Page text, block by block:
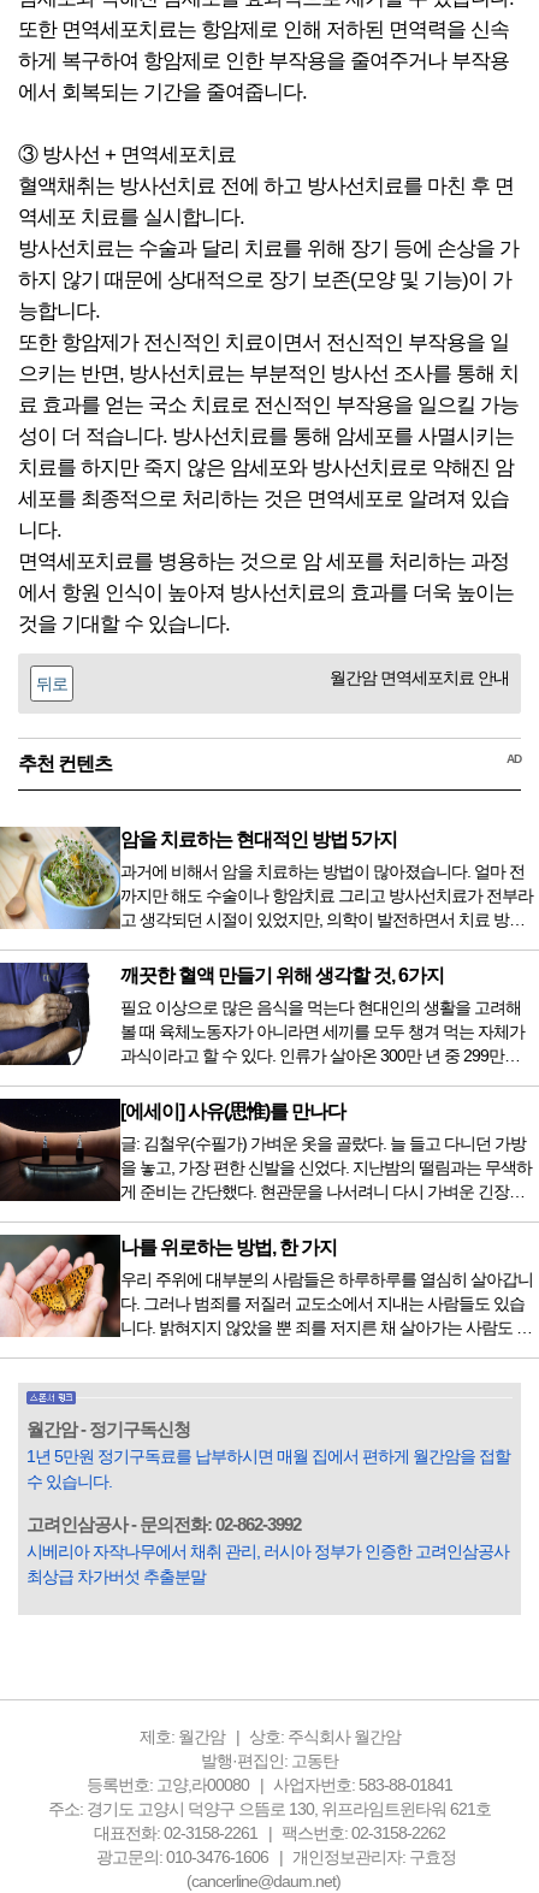
또한 면역세포치료는 항암제로 인해 저하된 면역력을 신속
하게 복구하여 항암제로 인한 부작용을 줄여주거나 부작용
에서 회복되는 기간을 줄여줍니다.
③ 방사선 + 면역세포치료
혈액채취는 방사선치료 전에 하고 방사선치료를 마친 후 면
역세포 치료를 실시합니다.
방사선치료는 수술과 달리 치료를 위해 장기 등에 손상을 가
하지 않기 때문에 상대적으로 장기 보존(모양 및 기능)이 가
능합니다.
또한 항암제가 전신적인 치료이면서 전신적인 부작용을 일
으키는 반면, 방사선치료는 부분적인 방사선 조사를 통해 치
료 효과를 얻는 국소 치료로 전신적인 부작용을 일으킬 가능
성이 더 적습니다. 방사선치료를 통해 암세포를 사멸시키는
치료를 하지만 죽지 않은 암세포와 방사선치료로 약해진 암
세포를 최종적으로 처리하는 것은 면역세포로 알려져 있습
니다.
면역세포치료를 병용하는 것으로 암 세포를 처리하는 과정
에서 항원 인식이 높아져 방사선치료의 효과를 더욱 높이는
것을 기대할 수 있습니다.
뒤로 월간암 면역세포치료 안내
추천 컨텐츠 AD
암을 치료하는 현대적인 방법 5가지
과거에 비해서 암을 치료하는 방법이 많아졌습니다. 얼마 전
까지만 해도 수술이나 항암치료 그리고 방사선치료가 전부라
고 생각되던 시절이 있었지만, 의학이 발전하면서 치료 방법
오면서 암을 치료하는 방법이 하나 더 추가되었습니다. 중입
자 치료를 받기 위해서는 일본이나 독일 등 중입자 치료기가
있는 나라에 가서 힘들게 치료받았지만 얼마 전 국내 도입 후
전립선암 환자를 시작으로 중입자 치료기가 가동되었습니다.
치료 범위가 한정되어 모든 암 환자가 중입자 치료를 받을 수
는 없지만 치료...
깨끗한 혈액 만들기 위해 생각할 것, 6가지
필요 이상으로 많은 음식을 먹는다 현대인의 생활을 고려해
볼 때 육체노동자가 아니라면 세끼를 모두 챙겨 먹는 자체가
과식이라고 할 수 있다. 인류가 살아온 300만 년 중 299만
저녁을 습관적으로 음식을 섭취한다. 게다가 밤늦은 시간까지
음식을 먹거나, 아침에 식욕이 없는데도 ‘아침을 먹어야 하루
가 활기차다’라는 이야기에 사로잡혀 억지로 먹는 경우가 많
다. 식욕이 없다는 느낌은 본능이 보내는 신호다. 즉 먹어도 소
화할 힘이 없다거나 더 이상 먹으면 혈액 안에 잉여물...
[에세이] 사유(思惟)를 만나다
글: 김철우(수필가) 가벼운 옷을 골랐다. 늘 들고 다니던 가방
을 놓고, 가장 편한 신발을 신었다. 지난밤의 떨림과는 무색하
게 준비는 간단했다. 현관문을 나서려니 다시 가벼운 긴장감
막이 열리기 전. 그 특유의 무대 냄새를 맡았을 때의 긴장감 같
은 것이었다. 두 금동 미륵 반가사유상을 만나러 가는 길은 그
렇게 시작됐다. 두 반가사유상을 알게 된 것은 몇 해 전이었다.
잡지의 발행인으로 독자에게 선보일 좋은 콘텐츠를 고민하던
중 우리 문화재를 하나씩 소개하고자...
나를 위로하는 방법, 한 가지
우리 주위에 대부분의 사람들은 하루하루를 열심히 살아갑니
다. 그러나 범죄를 저질러 교도소에서 지내는 사람들도 있습
니다. 밝혀지지 않았을 뿐 죄를 저지른 채 살아가는 사람도 있
입힌다는 것입니다. 미꾸라지 한 마리가 시냇물을 흐린다는
옛말이 그저 허투루 생기지는 않은 듯합니다. 대부분의 사람
들은 열심히 살아갑니다. 그렇다고 97%의 사람들이 모두 착
월간암 - 정기구독신청
1년 5만원 정기구독료를 납부하시면 매월 집에서 편하게 월간암을 접할
수 있습니다.
고려인삼공사 - 문의전화: 02-862-3992
시베리아 자작나무에서 채취 관리, 러시아 정부가 인증한 고려인삼공사
최상급 차가버섯 추출분말
제호: 월간암
상호: 주식회사 월간암
발행·편집인: 고동탄
등록번호: 고양,라00080
사업자번호: 583-88-01841
주소: 경기도 고양시 덕양구 으뜸로 130, 위프라임트윈타워 621호
대표전화: 02-3158-2261
팩스번호: 02-3158-2262
광고문의: 010-3476-1606
개인정보관리자: 구효정
(cancerline@daum.net)